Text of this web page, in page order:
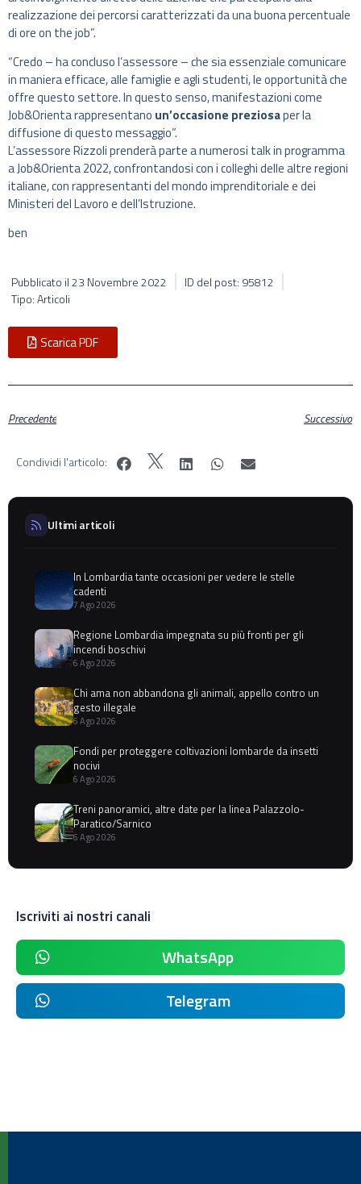
realizzazione dei percorsi caratterizzati da una buona percentuale
di ore on the job”.
“Credo – ha concluso l’assessore – che sia essenziale comunicare
in maniera efficace, alle famiglie e agli studenti, le opportunità che
offre questo settore. In questo senso, manifestazioni come
Job&Orienta rappresentano un’occasione preziosaper la
diffusione di questo messaggio”.
L’assessore Rizzoli prenderà parte a numerosi talk in programma
a Job&Orienta 2022, confrontandosi con i colleghi delle altre regioni
italiane, con rappresentanti del mondo imprenditoriale e dei
Ministeri del Lavoro e dell’Istruzione.
ben
Pubblicato il23 Novembre 2022
ID del post: 95812
Tipo: Articoli
Scarica PDF
Precedente Successivo
Condividi l'articolo:
Ultimi articoli
In Lombardia tante occasioni per vedere le stelle
cadenti
7 Ago 2026
Regione Lombardia impegnata su più fronti per gli
incendi boschivi
6 Ago 2026
Chi ama non abbandona gli animali, appello contro un
gesto illegale
6 Ago 2026
Fondi per proteggere coltivazioni lombarde da insetti
nocivi
6 Ago 2026
Treni panoramici, altre date per la linea Palazzolo-
Paratico/Sarnico
6 Ago 2026
Iscriviti ai nostri canali
WhatsApp
Telegram